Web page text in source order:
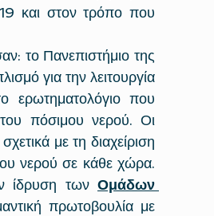
και στον τρόπο που
το Πανεπιστήμιο της
για την λειτουργία
ερωτηματολόγιο που
πόσιμου νερού. Οι
με τη διαχείριση
νερού σε κάθε χώρα.
ίδρυση των Ομάδων
πρωτοβουλία με